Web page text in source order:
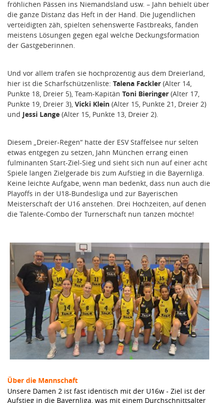
fröhlichen Pässen ins Niemandsland usw. – Jahn behielt über
die ganze Distanz das Heft in der Hand. Die Jugendlichen
verteidigten zäh, spielten sehenswerte Fastbreaks, fanden
meistens Lösungen gegen egal welche Deckungsformation
der Gastgeberinnen.
Und vor allem trafen sie hochprozentig aus dem Dreierland,
hier ist die Scharfschützenliste: Talena Fackler (Alter 14,
Punkte 18, Dreier 5), Team-Kapitän Toni Bieringer (Alter 17,
Punkte 19, Dreier 3), Vicki Klein (Alter 15, Punkte 21, Dreier 2)
und Jessi Lange (Alter 15, Punkte 13, Dreier 2).
Diesem „Dreier-Regen“ hatte der ESV Staffelsee nur selten
etwas entgegen zu setzen, Jahn München errang einen
fulminanten Start-Ziel-Sieg und sieht sich nun auf einer acht
Spiele langen Zielgerade bis zum Aufstieg in die Bayernliga.
Keine leichte Aufgabe, wenn man bedenkt, dass nun auch die
Playoffs in der U18-Bundesliga und zur Bayerischen
Meisterschaft der U16 anstehen. Drei Hochzeiten, auf denen
die Talente-Combo der Turnerschaft nun tanzen möchte!
Über die Mannschaft
Unsere Damen 2 ist fast identisch mit der U16w - Ziel ist der
Aufstieg in die Bayernliga, was mit einem Durchschnittsalter